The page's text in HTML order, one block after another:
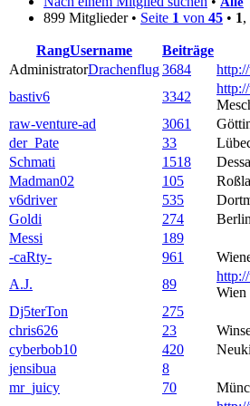
899 Mitglieder • Seite 1 von 45 • 1,
RangUsername Beiträge
AdministratorDrachenflug3684
bastiv6
3342
raw-venture-ad
3061
der_Pate
33
Schmati
1518
Madman02
105
v6driver
535
Goldi
274 Berlin
Messi
189
-caRty-
961
A.J.
89
Wien
Dj5terTon
275
chris626
23
cyberbob10
420
jensibua
8
mr_juicy
70